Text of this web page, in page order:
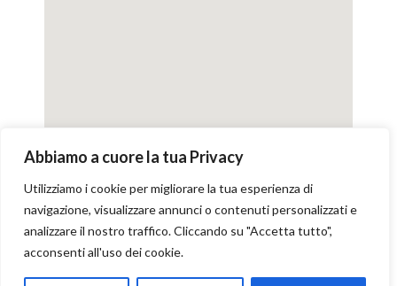
Abbiamo a cuore la tua Privacy
Utilizziamo i cookie per migliorare la tua esperienza di
navigazione, visualizzare annunci o contenuti personalizzati e
analizzare il nostro traffico. Cliccando su "Accetta tutto",
acconsenti all'uso dei cookie.